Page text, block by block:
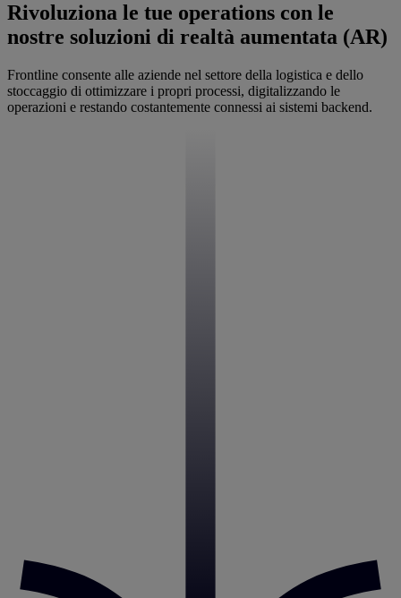
Rivoluziona le tue operations con le
nostre soluzioni di realtà aumentata (AR)
Frontline consente alle aziende nel settore della logistica e dello
stoccaggio di ottimizzare i propri processi, digitalizzando le
operazioni e restando costantemente connessi ai sistemi backend.